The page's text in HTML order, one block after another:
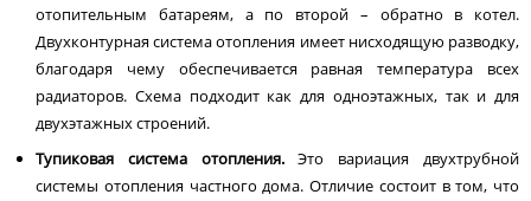
отопительным батареям, а по второй – обратно в котел.
Двухконтурная система отопления имеет нисходящую разводку,
благодаря чему обеспечивается равная температура всех
радиаторов. Схема подходит как для одноэтажных, так и для
двухэтажных строений.
Тупиковая система отопления.Это вариация двухтрубной
системы отопления частного дома. Отличие состоит в том, что